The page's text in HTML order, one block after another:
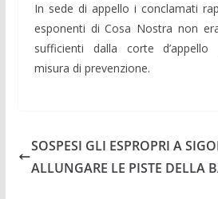
In sede di appello i conclamati
esponenti di Cosa Nostra non
sufficienti dalla corte
misura di prevenzione.
SOSPESI GLI ESPROPRI A
ALLUNGARE LE PISTE DELLA